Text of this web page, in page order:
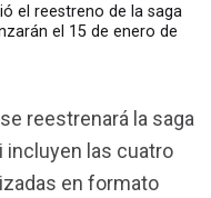
el reestreno de la saga
el 15 de enero de
reestrenará la saga
incluyen las cuatro
en formato